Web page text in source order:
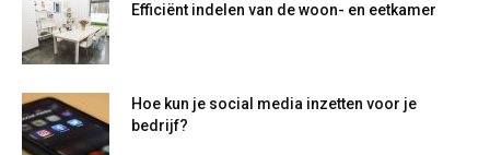
Efficiënt indelen van de woon- en eetkamer
Hoe kun je social media inzetten voor je
bedrijf?